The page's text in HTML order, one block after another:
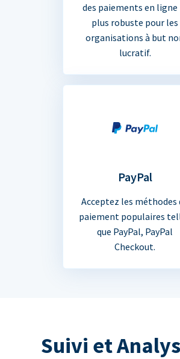
des paiements en ligne
plus robuste pour les
organisations à but
lucratif.
PayPal
Acceptez les méthodes
paiement populaires
que PayPal, PayPal
Checkout.
Suivi et